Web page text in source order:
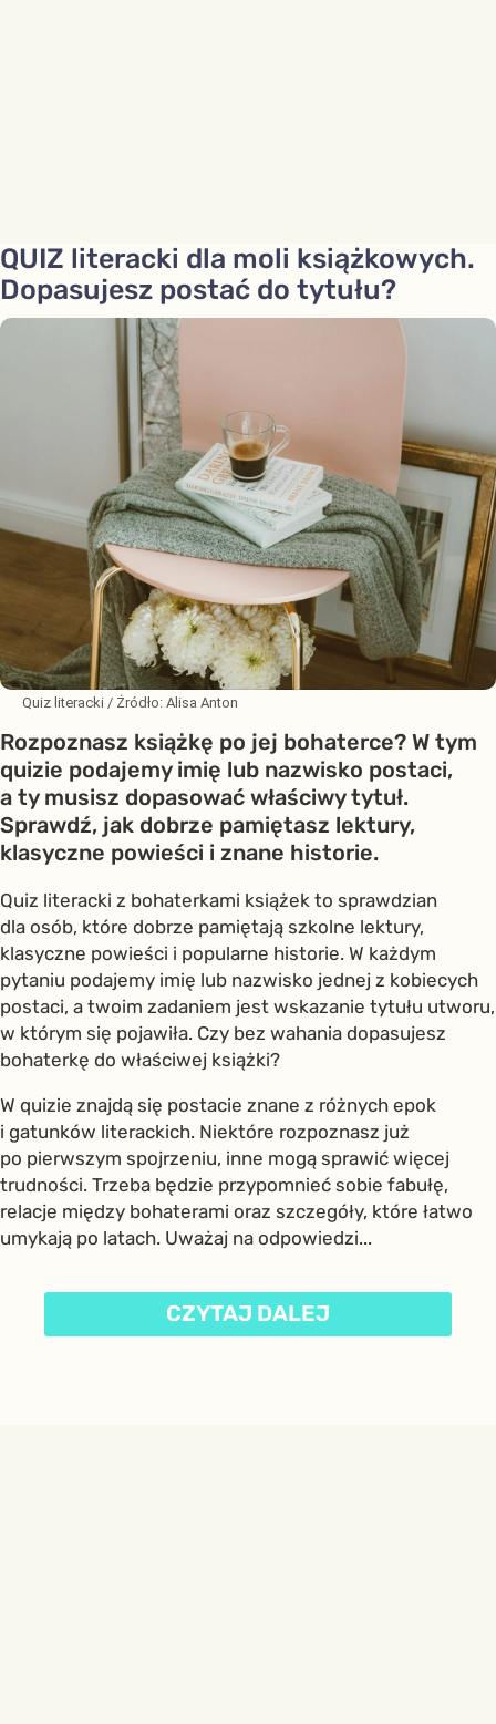
QUIZ literacki dla moli książkowych.
Dopasujesz postać do tytułu?
Quiz literacki / Źródło: Alisa Anton
Rozpoznasz książkę po jej bohaterce? W tym
quizie podajemy imię lub nazwisko postaci,
a ty musisz dopasować właściwy tytuł.
Sprawdź, jak dobrze pamiętasz lektury,
klasyczne powieści i znane historie.
Quiz literacki z bohaterkami książek to sprawdzian
dla osób, które dobrze pamiętają szkolne lektury,
klasyczne powieści i popularne historie. W każdym
pytaniu podajemy imię lub nazwisko jednej z kobiecych
postaci, a twoim zadaniem jest wskazanie tytułu utworu,
w którym się pojawiła. Czy bez wahania dopasujesz
bohaterkę do właściwej książki?
W quizie znajdą się postacie znane z różnych epok
i gatunków literackich. Niektóre rozpoznasz już
po pierwszym spojrzeniu, inne mogą sprawić więcej
trudności. Trzeba będzie przypomnieć sobie fabułę,
relacje między bohaterami oraz szczegóły, które łatwo
umykają po latach. Uważaj na odpowiedzi...
CZYTAJ DALEJ